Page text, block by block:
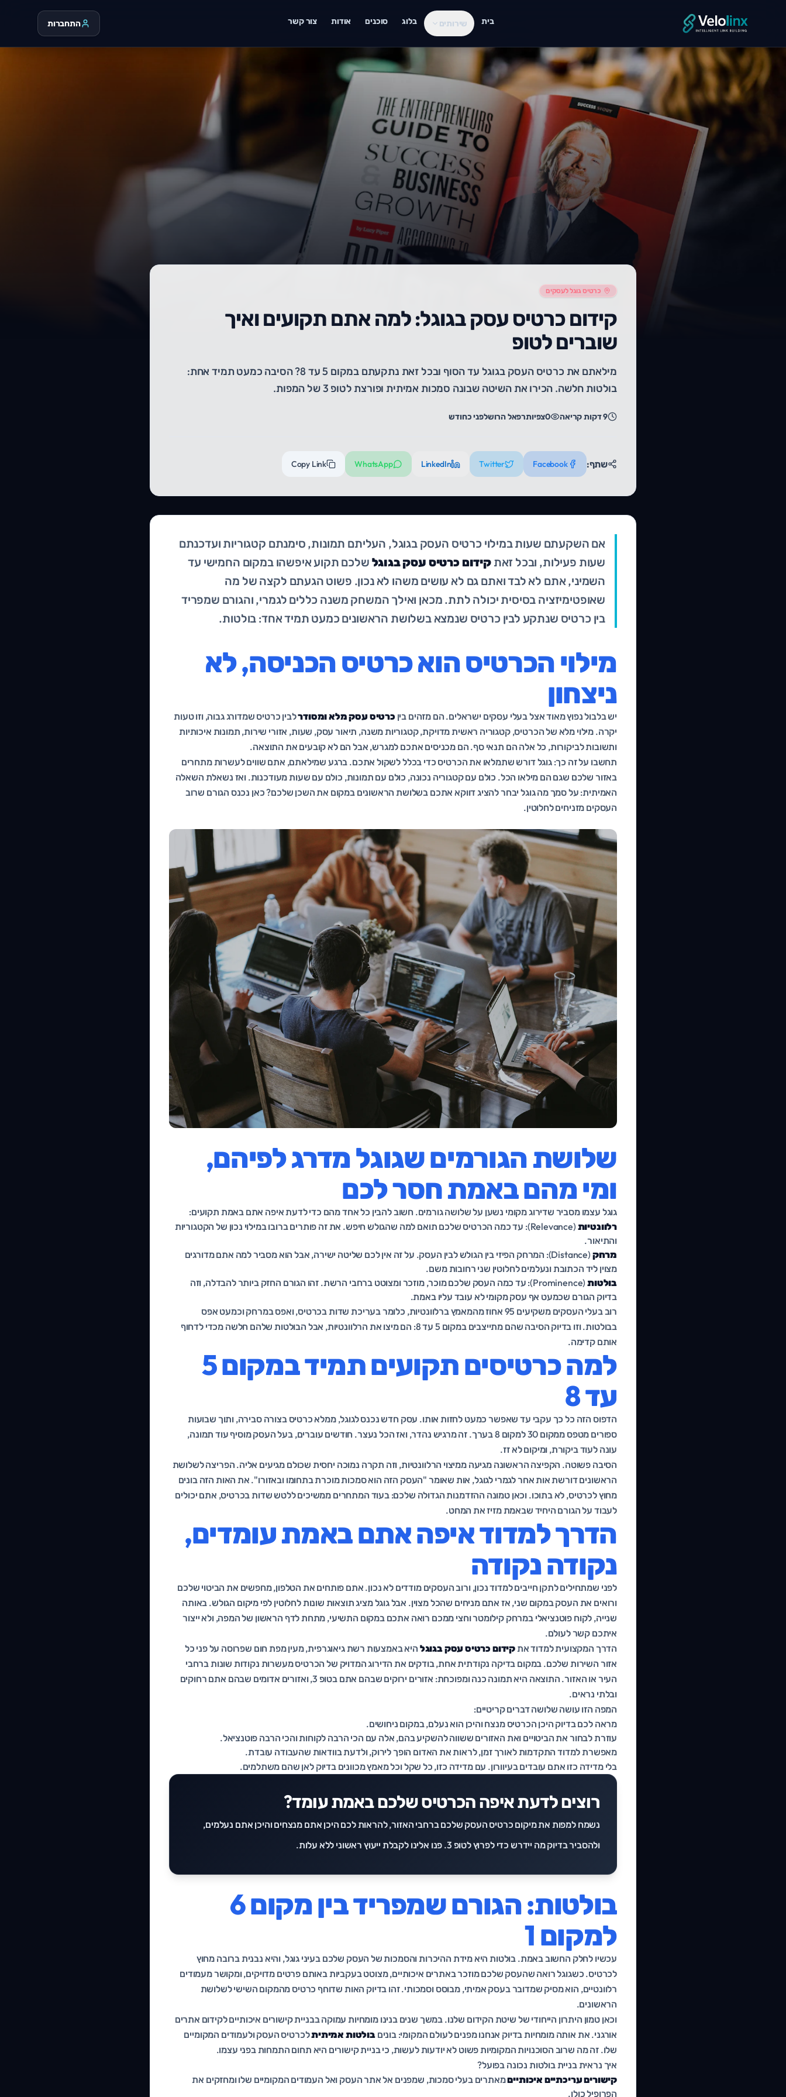
בית שירותים בלוג סוכנים אודות צור קשר התחברות
כרטיס גוגל לעסקים
קידום כרטיס עסק בגוגל: למה אתם תקועים ואיך
שוברים לטופ
מילאתם את כרטיס העסק בגוגל עד הסוף ובכל זאת נתקעתם במקום 5 עד 8? הסיבה כמעט תמיד אחת:
בולטות חלשה. הכירו את השיטה שבונה סמכות אמיתית ופורצת לטופ 3 של המפות.
9דקות קריאה 0צפיותרפאל הרושלפני כחודש
שתף: Facebook
Twitter
LinkedIn
WhatsApp
Copy Link
אם השקעתם שעות במילוי כרטיס העסק בגוגל, העליתם תמונות, סימנתם קטגוריות ועדכנתם
שעות פעילות, ובכל זאתקידום כרטיס עסק בגוגל שלכם תקוע איפשהו במקום החמישי עד
השמיני, אתם לא לבד ואתם גם לא עושים משהו לא נכון. פשוט הגעתם לקצה של מה
שאופטימיזציה בסיסית יכולה לתת. מכאן ואילך המשחק משנה כללים לגמרי, והגורם שמפריד
בין כרטיס שנתקע לבין כרטיס שנמצא בשלושת הראשונים כמעט תמיד אחד: בולטות.
מילוי הכרטיס הוא כרטיס הכניסה, לא
ניצחון
יש בלבול נפוץ מאוד אצל בעלי עסקים ישראלים. הם מזהים ביןכרטיס עסק מלא ומסודרלבין כרטיס שמדורג גבוה, וזו טעות
יקרה. מילוי מלא של הכרטיס, קטגוריה ראשית מדויקת, קטגוריות משנה, תיאור עסק, שעות, אזורי שירות, תמונות איכותיות
ותשובות לביקורות, כל אלה הם תנאי סף. הם מכניסים אתכם למגרש, אבל הם לא קובעים את התוצאה.
תחשבו על זה כך: גוגל דורש שתמלאו את הכרטיס כדי בכלל לשקול אתכם. ברגע שמילאתם, אתם שווים לעשרות מתחרים
באזור שלכם שגם הם מילאו הכל. כולם עם קטגוריה נכונה, כולם עם תמונות, כולם עם שעות מעודכנות. ואז נשאלת השאלה
האמיתית: על סמך מה גוגל יבחר להציג דווקא אתכם בשלושת הראשונים במקום את השכן שלכם? כאן נכנס הגורם שרוב
העסקים מזניחים לחלוטין.
שלושת הגורמים שגוגל מדרג לפיהם,
ומי מהם באמת חסר לכם
גוגל עצמו מסביר שדירוג מקומי נשען על שלושה גורמים. חשוב להבין כל אחד מהם כדי לדעת איפה אתם באמת תקועים:
רלוונטיות
(Relevance): עד כמה הכרטיס שלכם תואם למה שהגולש חיפש. את זה פותרים ברובו במילוי נכון של הקטגוריות
והתיאור.
מרחק
(Distance): המרחק הפיזי בין הגולש לבין העסק. על זה אין לכם שליטה ישירה, אבל הוא מסביר למה אתם מדורגים
מצוין ליד הכתובת ונעלמים לחלוטין שני רחובות משם.
בולטות
(Prominence): עד כמה העסק שלכם מוכר, מוזכר ומצוטט ברחבי הרשת. זהו הגורם החזק ביותר להבדלה, וזה
בדיוק הגורם שכמעט אף עסק מקומי לא עובד עליו באמת.
רוב בעלי העסקים משקיעים 95 אחוז מהמאמץ ברלוונטיות, כלומר בעריכת שדות בכרטיס, ואפס במרחק וכמעט אפס
בבולטות. וזו בדיוק הסיבה שהם מתייצבים במקום 5 עד 8: הם מיצו את הרלוונטיות, אבל הבולטות שלהם חלשה מכדי לדחוף
אותם קדימה.
למה כרטיסים תקועים תמיד במקום 5
עד 8
הדפוס הזה כל כך עקבי עד שאפשר כמעט לחזות אותו. עסק חדש נכנס לגוגל, ממלא כרטיס בצורה סבירה, ותוך שבועות
ספורים מטפס ממקום 30 למקום 8 בערך. זה מרגיש נהדר, ואז הכל נעצר. חודשים עוברים, בעל העסק מוסיף עוד תמונה,
עונה לעוד ביקורת, ומיקום לא זז.
הסיבה פשוטה. הקפיצה הראשונה מגיעה ממיצוי הרלוונטיות, וזה תקרה נמוכה יחסית שכולם מגיעים אליה. הפריצה לשלושת
הראשונים דורשת אות אחר לגמרי לגוגל, אות שאומר "העסק הזה הוא סמכות מוכרת בתחומו ובאזורו". את האות הזה בונים
מחוץ לכרטיס, לא בתוכו. וכאן טמונה ההזדמנות הגדולה שלכם: בעוד המתחרים ממשיכים ללטש שדות בכרטיס, אתם יכולים
לעבוד על הגורם היחיד שבאמת מזיז את המחט.
הדרך למדוד איפה אתם באמת עומדים,
נקודה נקודה
לפני שמתחילים לתקן חייבים למדוד נכון, ורוב העסקים מודדים לא נכון. אתם פותחים את הטלפון, מחפשים את הביטוי שלכם
ורואים את העסק במקום שני, אז אתם מניחים שהכל מצוין. אבל גוגל מציג תוצאות שונות לחלוטין לפי מיקום הגולש. באותה
שנייה, לקוח פוטנציאלי במרחק קילומטר וחצי ממכם רואה אתכם במקום התשיעי, מתחת לדף הראשון של המפה, ולא ייצור
איתכם קשר לעולם.
הדרך המקצועית למדוד את קידום כרטיס עסק בגוגל היא באמצעות רשת גיאוגרפית, מעין מפת חום שפרוסה על פני כל
אזור השירות שלכם. במקום בדיקה נקודתית אחת, בודקים את הדירוג המדויק של הכרטיס מעשרות נקודות שונות ברחבי
העיר או האזור. התוצאה היא תמונה כנה ומפוכחת: אזורים ירוקים שבהם אתם בטופ 3, ואזורים אדומים שבהם אתם רחוקים
ובלתי נראים.
המפה הזו עושה שלושה דברים קריטיים:
מראה לכם בדיוק היכן הכרטיס מנצח והיכן הוא נעלם, במקום ניחושים.
עוזרת לבחור את הביטויים ואת האזורים ששווה להשקיע בהם, אלה עם הכי הרבה לקוחות והכי הרבה פוטנציאל.
מאפשרת למדוד התקדמות לאורך זמן, לראות את האדום הופך לירוק, ולדעת בוודאות שהעבודה עובדת.
בלי מדידה כזו אתם עובדים בעיוורון. עם מדידה כזו, כל שקל וכל מאמץ מכוונים בדיוק לאן שהם משתלמים.
רוצים לדעת איפה הכרטיס שלכם באמת עומד?
נשמח למפות את מיקום כרטיס העסק שלכם ברחבי האזור, להראות לכם היכן אתם מנצחים והיכן אתם נעלמים,
ולהסביר בדיוק מה יידרש כדי לפרוץ לטופ 3. פנו אלינו לקבלת
ייעוץ ראשוני ללא עלות.
בולטות: הגורם שמפריד בין מקום 6
למקום 1
עכשיו לחלק החשוב באמת. בולטות היא מידת ההיכרות והסמכות של העסק שלכם בעיני גוגל, והיא נבנית ברובה מחוץ
לכרטיס. כשגוגל רואה שהעסק שלכם מוזכר באתרים איכותיים, מצוטט בעקביות באותם פרטים מדויקים, ומקושר מעמודים
רלוונטיים, הוא מסיק שמדובר בעסק אמיתי, מבוסס וסמכותי. זהו בדיוק האות שדוחף כרטיס מהמקום השישי לשלושת
הראשונים.
וכאן טמון היתרון הייחודי של שיטת הקידום שלנו. במשך שנים בנינו מומחיות עמוקה בבניית קישורים איכותיים לקידום אתרים
אורגני. את אותה מומחיות בדיוק אנחנו מפנים לעולם המקומי: בוניםבולטות אמיתיתלכרטיס העסק ולעמודים המקומיים
שלו. זה מה שרוב הסוכנויות המקומיות פשוט לא יודעות לעשות, כי בניית קישורים היא תחום התמחות בפני עצמו.
איך נראית בניית בולטות נכונה בפועל?
קישורים עריכתיים איכותייםמאתרים בעלי סמכות, שמפנים אל אתר העסק ואל העמודים המקומיים שלו ומחזקים את
הפרופיל כולו.